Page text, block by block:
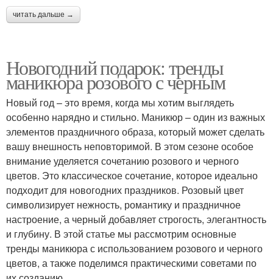
читать дальше →
Новогодний подарок: тренды
маникюра розового с черным
Новый год – это время, когда мы хотим выглядеть
особенно нарядно и стильно. Маникюр – один из важных
элементов праздничного образа, который может сделать
вашу внешность неповторимой. В этом сезоне особое
внимание уделяется сочетанию розового и черного
цветов. Это классическое сочетание, которое идеально
подходит для новогодних праздников. Розовый цвет
символизирует нежность, романтику и праздничное
настроение, а черный добавляет строгость, элегантность
и глубину. В этой статье мы рассмотрим основные
тренды маникюра с использованием розового и черного
цветов, а также поделимся практическими советами по